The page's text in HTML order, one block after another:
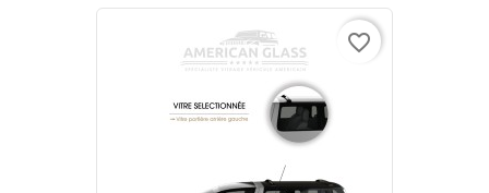
favorite_border